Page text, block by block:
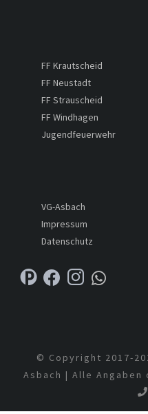
FF Krautscheid
FF Neustadt
FF Strauscheid
FF Windhagen
Jugendfeuerwehr
VG-Asbach
Impressum
Datenschutz
© Copyright 2017-
Asbach | Alle Angaben